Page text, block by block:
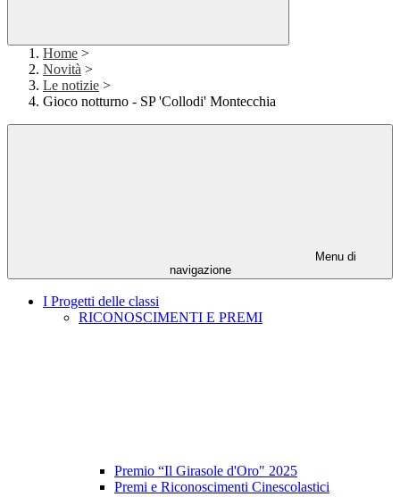
Home >
Novità >
Le notizie >
Gioco notturno - SP 'Collodi' Montecchia
Menu di
navigazione
I Progetti delle classi
RICONOSCIMENTI E PREMI
Premio “Il Girasole d'Oro" 2025
Premi e Riconoscimenti Cinescolastici